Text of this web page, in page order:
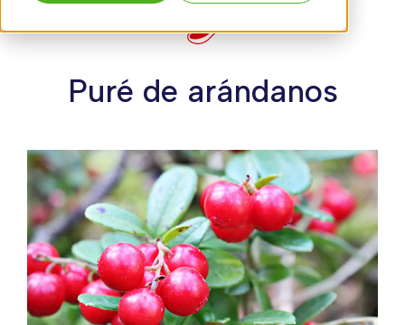
Puré de arándanos